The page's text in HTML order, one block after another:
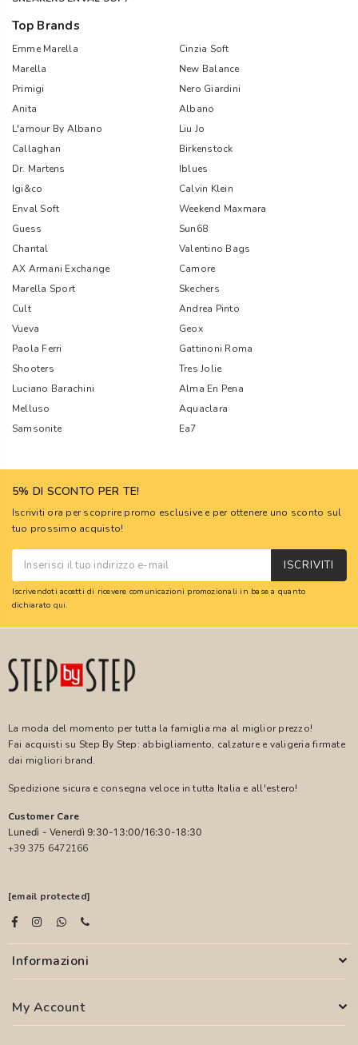
Top Brands
Emme Marella
Cinzia Soft
Marella
New Balance
Primigi
Nero Giardini
Anita
Albano
L'amour By Albano
Liu Jo
Callaghan
Birkenstock
Dr. Martens
Iblues
Igi&co
Calvin Klein
Enval Soft
Weekend Maxmara
Guess
Sun68
Chantal
Valentino Bags
AX Armani Exchange
Camore
Marella Sport
Skechers
Cult
Andrea Pinto
Vueva
Geox
Paola Ferri
Gattinoni Roma
Shooters
Tres Jolie
Luciano Barachini
Alma En Pena
Melluso
Aquaclara
Samsonite
Ea7
5% DI SCONTO PER TE!
Iscriviti ora per scoprire promo esclusive e per ottenere uno sconto sul
tuo prossimo acquisto!
ISCRIVITI
Iscrivendoti accetti di ricevere comunicazioni promozionali in base a quanto
dichiarato qui.
La moda del momento per tutta la famiglia ma al miglior prezzo!
Fai acquisti su Step By Step: abbigliamento, calzature e valigeria firmate
dai migliori brand.
Spedizione sicura e consegna veloce in tutta Italia e all'estero!
Customer Care
Lunedì - Venerdì 9:30-13:00/16:30-18:30
+39 375 6472166
[email protected]
Informazioni
My Account